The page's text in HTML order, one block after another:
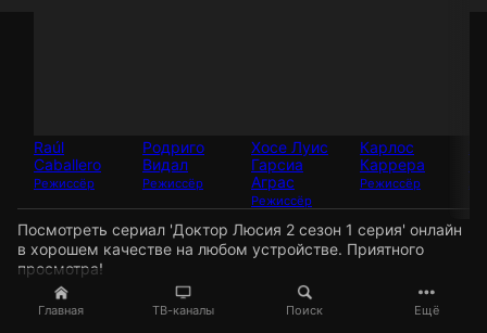
Главная ТВ-каналы Поиск Ещё
Raúl
Caballero
Режиссёр
Родриго
Видал
Режиссёр
Хосе Луис
Гарсиа
Аграс
Режиссёр
Карлос
Каррера
Режиссёр
Посмотреть сериал 'Доктор Люсия 2 сезон 1 серия' онлайн
в хорошем качестве на любом устройстве. Приятного
просмотра!